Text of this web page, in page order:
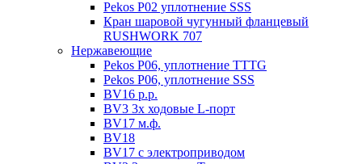
Pekos P02 уплотнение SSS
Кран шаровой чугунный фланцевый
RUSHWORK 707
Нержавеющие
Pekos P06, уплотнение ТТТG
Pekos P06, уплотнение SSS
BV16 р.р.
BV3 3х ходовые L-порт
BV17 м.ф.
BV18
BV17 с электроприводом